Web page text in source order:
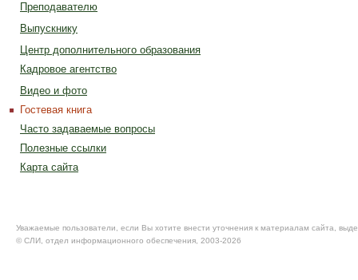
Преподавателю
Выпускнику
Центр дополнительного образования
Кадровое агентство
Видео и фото
Гостевая книга
Часто задаваемые вопросы
Полезные ссылки
Карта сайта
Уважаемые пользователи, если Вы хотите внести уточнения к материалам сайта,
© CЛИ, отдел информационного обеспечения, 2003-2026